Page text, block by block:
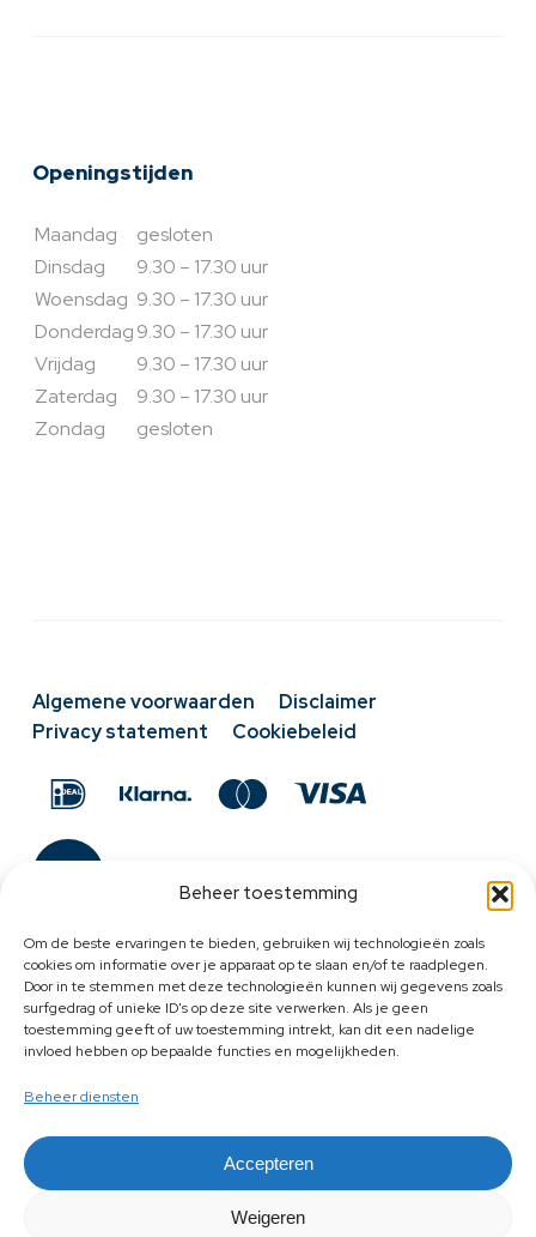
Beheer toestemming
Om de beste ervaringen te bieden, gebruiken wij technologieën zoals
cookies om informatie over je apparaat op te slaan en/of te raadplegen.
Door in te stemmen met deze technologieën kunnen wij gegevens zoals
surfgedrag of unieke ID's op deze site verwerken. Als je geen
toestemming geeft of uw toestemming intrekt, kan dit een nadelige
invloed hebben op bepaalde functies en mogelijkheden.
Beheer diensten
Accepteren
Weigeren
Openingstijden
Maandag
gesloten
Dinsdag
9.30 – 17.30 uur
Woensdag 9.30 – 17.30 uur
Donderdag9.30 – 17.30 uur
Vrijdag
9.30 – 17.30 uur
Zaterdag
9.30 – 17.30 uur
Zondag
gesloten
Algemene voorwaarden
Disclaimer
Privacy statement
Cookiebeleid